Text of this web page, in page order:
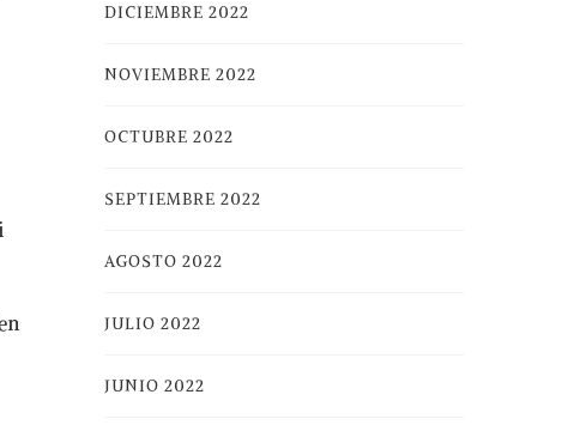
DICIEMBRE 2022
NOVIEMBRE 2022
OCTUBRE 2022
SEPTIEMBRE 2022
AGOSTO 2022
JULIO 2022
JUNIO 2022